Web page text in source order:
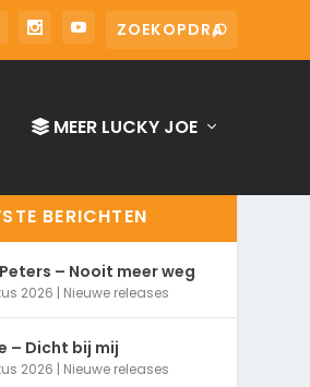
MEER LUCKY JOE
BERICHTEN
– Nooit meer weg
2026 | Nieuwe releases
– Dicht bij mij
2026 | Nieuwe releases